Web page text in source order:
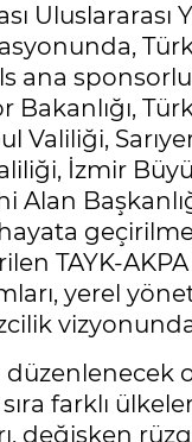
ana
Bakanlığı,
Valiliği,
İzmir
Alan
TAYK-
yerel
sıra farklı
değişken